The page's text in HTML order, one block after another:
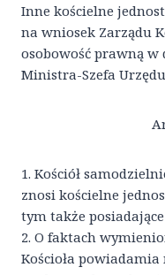
Inne kościelne
na wniosek Zarządu
osobowość prawną
Ministra-Szefa
1. Kościół
znosi kościelne
tym także
2. O faktach
Kościoła